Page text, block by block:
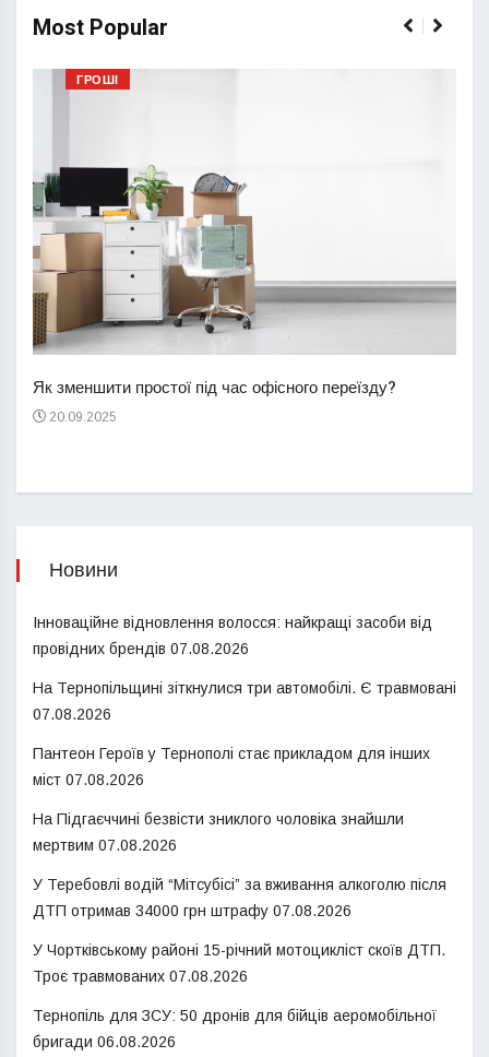
Most Popular
ГРОШІ
Як зменшити простої під час офісного переїзду?
20.09.2025
Новини
Інноваційне відновлення волосся: найкращі засоби від
провідних брендів 07.08.2026
На Тернопільщині зіткнулися три автомобілі. Є травмовані
07.08.2026
Пантеон Героїв у Тернополі стає прикладом для інших
міст 07.08.2026
На Підгаєччині безвісти зниклого чоловіка знайшли
мертвим 07.08.2026
У Теребовлі водій “Мітсубісі” за вживання алкоголю після
ДТП отримав 34000 грн штрафу 07.08.2026
У Чортківському районі 15-річний мотоцикліст скоїв ДТП.
Троє травмованих 07.08.2026
Тернопіль для ЗСУ: 50 дронів для бійців аеромобільної
бригади 06.08.2026